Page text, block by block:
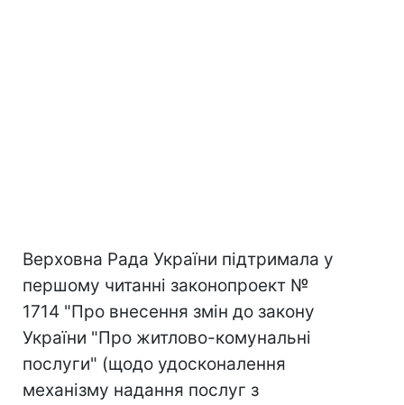
Верховна Рада України підтримала у
першому читанні законопроект №
1714 "Про внесення змін до закону
України "Про житлово-комунальні
послуги" (щодо удосконалення
механізму надання послуг з